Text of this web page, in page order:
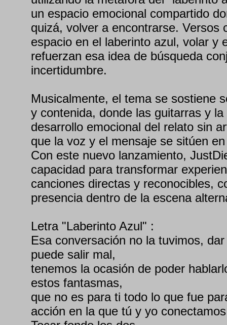
un espacio emocional compartido
quizá, volver a encontrarse. Versos
espacio en el laberinto azul, volar y
refuerzan esa idea de búsqueda
incertidumbre.
Musicalmente, el tema se sostiene
y contenida, donde las guitarras y
desarrollo emocional del relato sin
que la voz y el mensaje se sitúen
Con este nuevo lanzamiento,
capacidad para transformar
canciones directas y reconocibles,
presencia dentro de la escena
Letra "Laberinto Azul" :
Esa conversación no la tuvimos,
puede salir mal,
tenemos la ocasión de poder
estos fantasmas,
que no es para ti todo lo que fue
acción en la que tú y yo